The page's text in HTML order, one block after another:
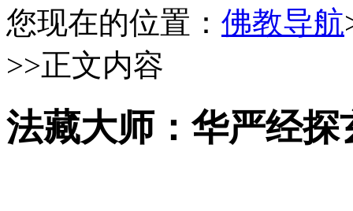
您现在的位置： 佛教导航
>>正文内容
法藏大师：华严经探